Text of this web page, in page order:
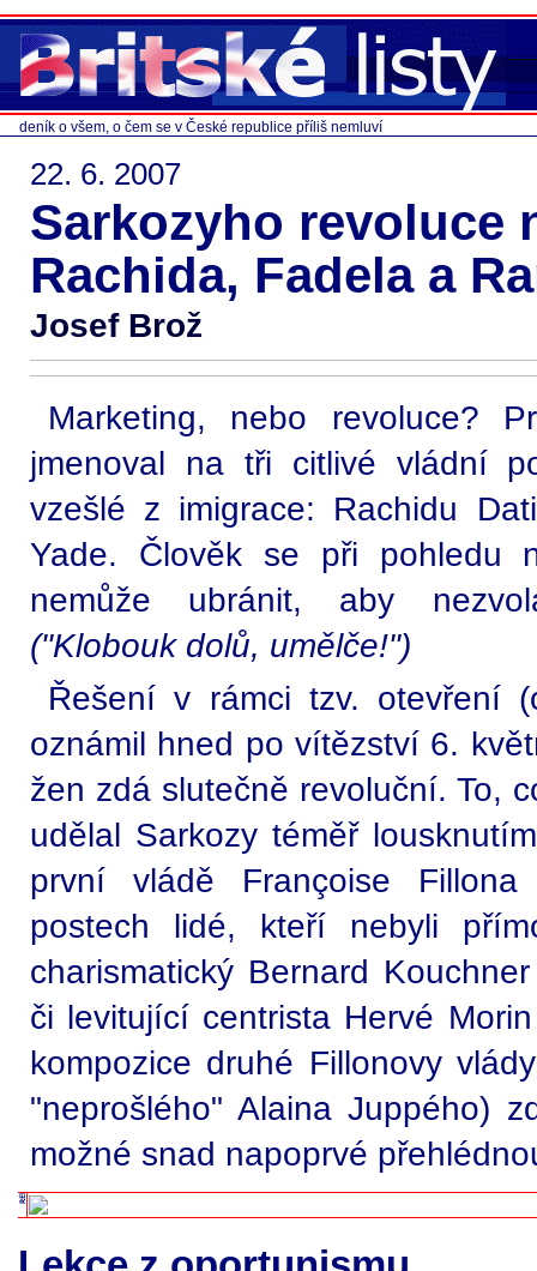
deník o všem, o čem se v České republice příliš nemluví
22. 6. 2007
Sarkozyho revoluce
Rachida, Fadela a
Josef Brož
Marketing, nebo revoluce?
jmenoval na tři citlivé vládní
vzešlé z imigrace: Rachidu
Yade. Člověk se při pohledu
nemůže ubránit, aby
("Klobouk dolů, umělče!")
Řešení v rámci tzv. otevření
oznámil hned po vítězství 6.
žen zdá slutečně revoluční. To,
udělal Sarkozy téměř
první vládě Françoise
postech lidé, kteří nebyli
charismatický Bernard
či levitující centrista Hervé
kompozice druhé Fillonovy
"neprošlého" Alaina Juppého)
možné snad napoprvé